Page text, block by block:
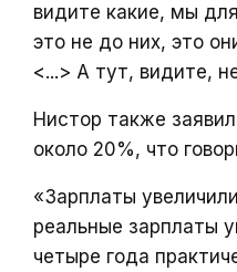
видите какие, мы
это не до них, это
<...> А тут, видите,
Нистор также
около 20%, что
«Зарплаты
реальные зарплаты
четыре года